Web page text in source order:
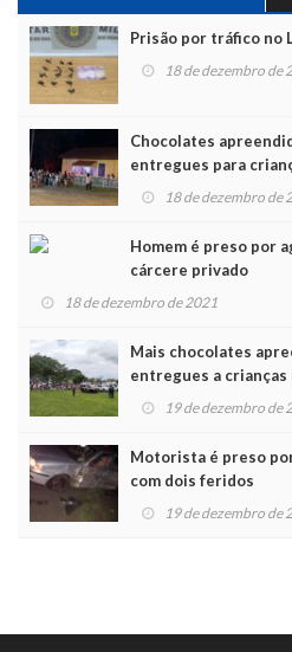
Prisão por tráfico no
18 de dezembro de
Chocolates
entregues para
Noel
18 de dezembro de
Homem é preso por
cárcere privado
18 de dezembro de 2021
Mais chocolates
entregues a
19 de dezembro de
Motorista é preso
com dois feridos
19 de dezembro de